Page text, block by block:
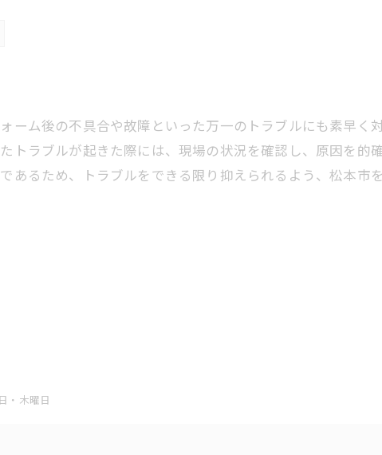
ーム後の不具合や故障といった万一のトラブルにも素早く
トラブルが起きた際には、現場の状況を確認し、原因を的
あるため、トラブルをできる限り抑えられるよう、松本市
・木曜日